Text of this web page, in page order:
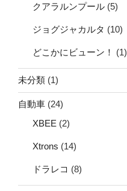
クアラルンプール (5)
ジョグジャカルタ (10)
どこかにビューン！ (1)
未分類 (1)
自動車 (24)
XBEE (2)
Xtrons (14)
ドラレコ (8)